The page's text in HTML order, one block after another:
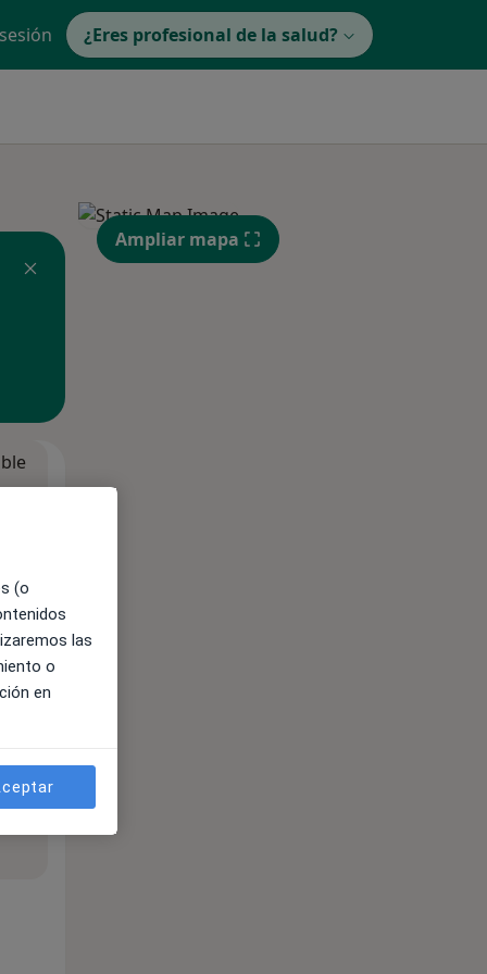
¿Eres profesional de la salud?
Ampliar mapa
(o
las
o
en